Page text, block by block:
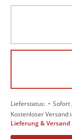
Lieferstatus: • Sofort
Kostenloser Versand
Lieferung & Versand